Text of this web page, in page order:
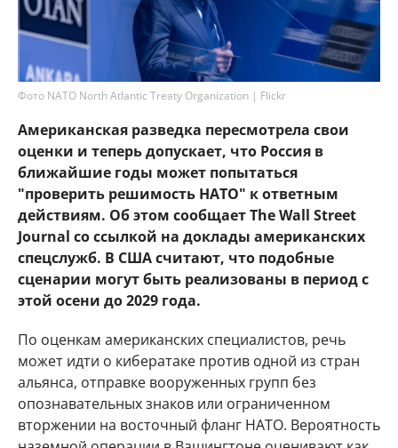
Фото NATO North Atlantic Treaty Organization | Flickr
Американская разведка пересмотрела свои
оценки и теперь допускает, что Россия в
ближайшие годы может попытаться
"проверить решимость НАТО" к ответным
действиям. Об этом сообщает The Wall Street
Journal со ссылкой на доклады американских
спецслужб. В США считают, что подобные
сценарии могут быть реализованы в период с
этой осени до 2029 года.
По оценкам американских специалистов, речь
может идти о кибератаке против одной из стран
альянса, отправке вооруженных групп без
опознавательных знаков или ограниченном
вторжении на восточный фланг НАТО. Вероятность